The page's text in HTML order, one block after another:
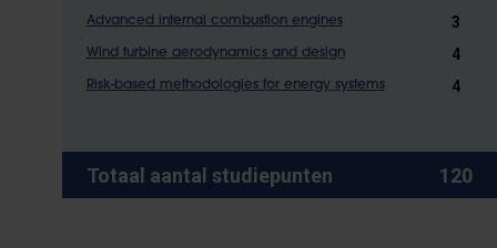
Advanced internal combustion engines 3
Wind turbine aerodynamics and design 4
Risk-based methodologies for energy systems 4
Totaal aantal studiepunten 120